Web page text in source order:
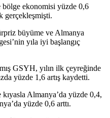
ekonomisi yüzde 0,6
gerçekleşmişti.
büyüme ve Almanya
yıla iyi başlangıç
GSYH, yılın ilk çeyreğinde
yüzde 1,6 artış kaydetti.
Almanya’da yüzde 0,4,
yüzde 0,6 arttı.